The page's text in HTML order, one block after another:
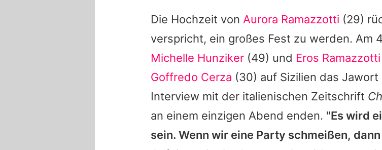
App runterladen
Team
Redaktionelle
Impressum
Die Hochzeit von Aurora Ramazzotti (29)
verspricht, ein großes Fest zu werden. Am
Michelle Hunziker (49) und Eros Ramazzotti
Goffredo Cerza (30) auf Sizilien das Jawort
Interview mit der italienischen Zeitschrift
an einem einzigen Abend enden. "Es wird
sein. Wenn wir eine Party schmeißen,